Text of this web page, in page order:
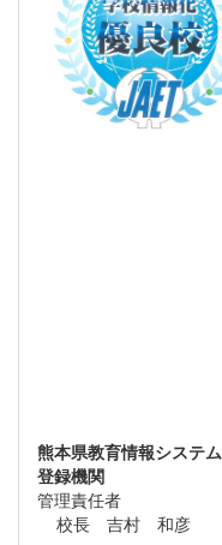
熊本県教育情報システム
登録機関
管理責任者
校長 吉村 和彦